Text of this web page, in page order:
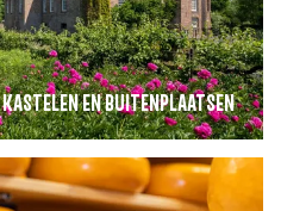
EN BUITENPLAATSEN